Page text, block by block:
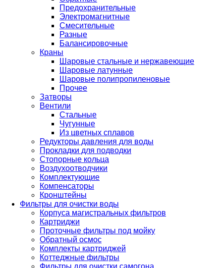
Предохранительные
Электромагнитные
Смесительные
Разные
Балансировочные
Краны
Шаровые стальные и нержавеющие
Шаровые латунные
Шаровые полипропиленовые
Прочее
Затворы
Вентили
Стальные
Чугунные
Из цветных сплавов
Редукторы давления для воды
Прокладки для подводки
Стопорные кольца
Воздухоотводчики
Комплектующие
Компенсаторы
Кронштейны
Фильтры для очистки воды
Корпуса магистральных фильтров
Картриджи
Проточные фильтры под мойку
Обратный осмос
Комплекты картриджей
Коттеджные фильтры
Фильтры для очистки самогона